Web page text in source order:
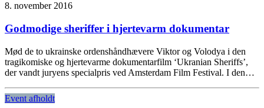
8. november 2016
Godmodige sheriffer i hjertevarm dokumentar
Mød de to ukrainske ordenshåndhævere Viktor og Volodya i den
tragikomiske og hjertevarme dokumentarfilm ‘Ukranian Sheriffs’,
der vandt juryens specialpris ved Amsterdam Film Festival. I den…
Event afholdt